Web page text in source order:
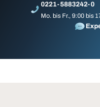
0221-5883242-0
Mo. bis Fr., 9:00 bis